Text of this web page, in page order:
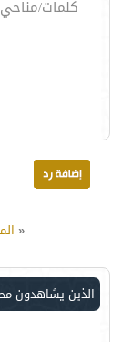
كلمات/
«
الذين يشاهدون